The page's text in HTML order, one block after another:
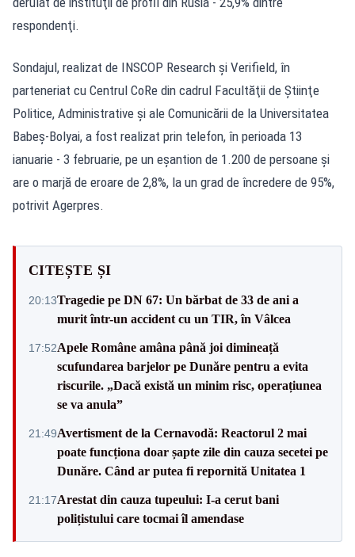
respondenţi.
Sondajul, realizat de INSCOP Research şi Verifield, în
parteneriat cu Centrul CoRe din cadrul Facultăţii de Ştiinţe
Politice, Administrative şi ale Comunicării de la Universitatea
Babeş-Bolyai, a fost realizat prin telefon, în perioada 13
ianuarie - 3 februarie, pe un eşantion de 1.200 de persoane și
are o marjă de eroare de 2,8%, la un grad de încredere de 95%,
potrivit Agerpres.
CITEȘTE ȘI
20:13Tragedie pe DN 67: Un bărbat de 33 de ani a
murit într-un accident cu un TIR, în Vâlcea
17:52Apele Române amâna până joi dimineață
scufundarea barjelor pe Dunăre pentru a evita
riscurile. „Dacă există un minim risc, operațiunea
se va anula”
21:49Avertisment de la Cernavodă: Reactorul 2 mai
poate funcționa doar șapte zile din cauza secetei pe
Dunăre. Când ar putea fi repornită Unitatea 1
21:17Arestat din cauza tupeului: I-a cerut bani
polițistului care tocmai îl amendase